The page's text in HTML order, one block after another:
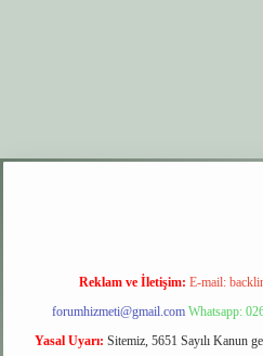
elexbet giriş
Reklam ve İletişim: E-mail:
forumhizmeti@gmail.com Whatsapp:
Yasal Uyarı: Sitemiz, 5651 Sayılı Kanun